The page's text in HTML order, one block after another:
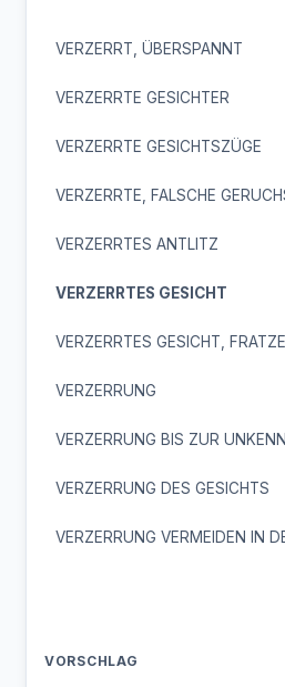
VERZERRT, ÜBERSPANNT
VERZERRTE GESICHTER
VERZERRTE GESICHTSZÜGE
VERZERRTE, FALSCHE
VERZERRTES ANTLITZ
VERZERRTES GESICHT
VERZERRTES GESICHT, FRATZE
VERZERRUNG
VERZERRUNG BIS ZUR
VERZERRUNG DES GESICHTS
VERZERRUNG VERMEIDEN IN
VORSCHLAG